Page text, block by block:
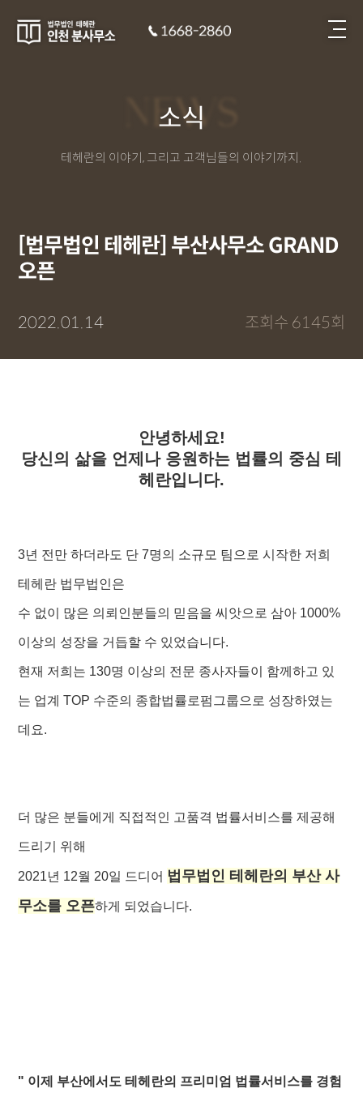
NEWS
소식
테헤란의 이야기, 그리고 고객님들의 이야기까지.
[법무법인 테헤란] 부산사무소 GRAND
오픈
2022.01.14 조회수 6145회
안녕하세요!
당신의 삶을 언제나 응원하는 법률의 중심 테
헤란입니다.
3년 전만 하더라도 단 7명의 소규모 팀으로 시작한 저희
테헤란 법무법인은
수 없이 많은 의뢰인분들의 믿음을 씨앗으로 삼아 1000%
이상의 성장을 거듭할 수 있었습니다.
현재 저희는 130명 이상의 전문 종사자들이 함께하고 있
는 업계 TOP 수준의 종합법률로펌그룹으로 성장하였는
데요.
더 많은 분들에게 직접적인 고품격 법률서비스를 제공해
드리기 위해
2021년 12월 20일 드디어 법무법인 테헤란의 부산 사
무소를 오픈하게 되었습니다.
" 이제 부산에서도 테헤란의 프리미엄 법률서비스를 경험